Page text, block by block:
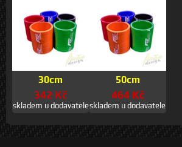
30cm
342 Kč
skladem u dodavatele
50cm
464 Kč
skladem u dodavatele